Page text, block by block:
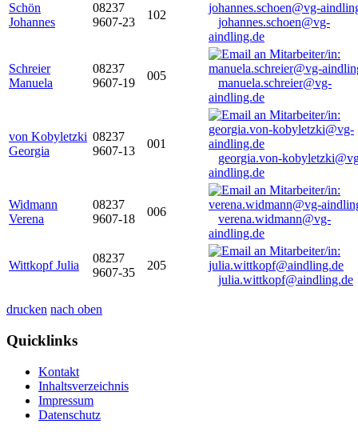
Schön
Johannes
08237
9607-23
102
johannes.schoen@vg-
aindling.de
Schreier
Manuela
08237
9607-19
005
manuela.schreier@vg-
aindling.de
von Kobyletzki
Georgia
08237
9607-13
001
georgia.von-
aindling.de
Widmann
Verena
08237
9607-18
006
verena.widmann@vg-
aindling.de
Wittkopf Julia
08237
9607-35
205
julia.wittkopf@aindling.de
drucken nach oben
Quicklinks
Kontakt
Inhaltsverzeichnis
Impressum
Datenschutz